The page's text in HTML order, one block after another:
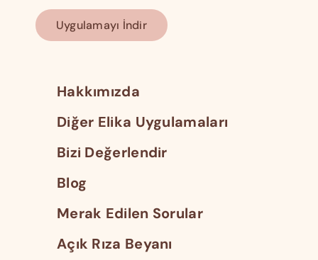
Uygulamayı İndir
Hakkımızda
Diğer Elika Uygulamaları
Bizi Değerlendir
Blog
Merak Edilen Sorular
Açık Rıza Beyanı